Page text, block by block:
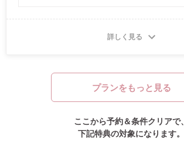
詳しく見る
プランをもっと見る
ここから予約＆条件クリアで、
下記特典の対象になります。